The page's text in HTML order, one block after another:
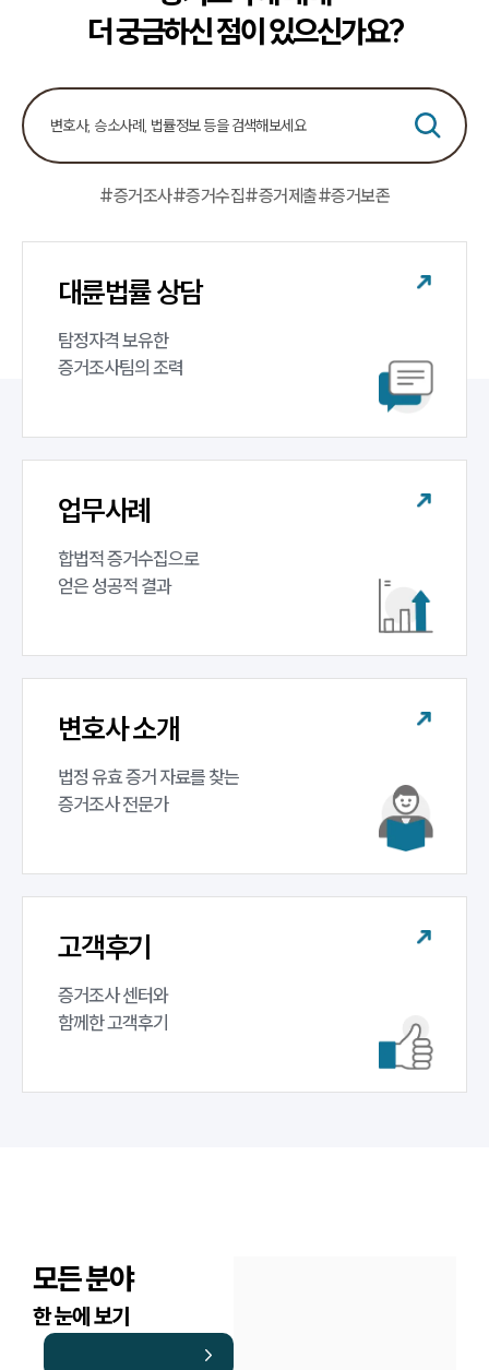
센터소개
센터소개
글로벌 파트너 로펌
통합검색
법률지식인
고객후기
구성원 소개
증거조사전문변호사
소식/자료
법률 블로그
법률서식
대륜법률상담예약
더 궁금하신 점이 있으신가요?
#증거조사#증거수집#증거제출#증거보존
대륜법률 상담
탐정자격 보유한
증거조사팀의 조력
업무사례
합법적 증거수집으로
얻은 성공적 결과
변호사 소개
법정 유효 증거 자료를 찾는
증거조사 전문가
고객후기
증거조사 센터와
함께한 고객후기
모든 분야
한 눈에 보기